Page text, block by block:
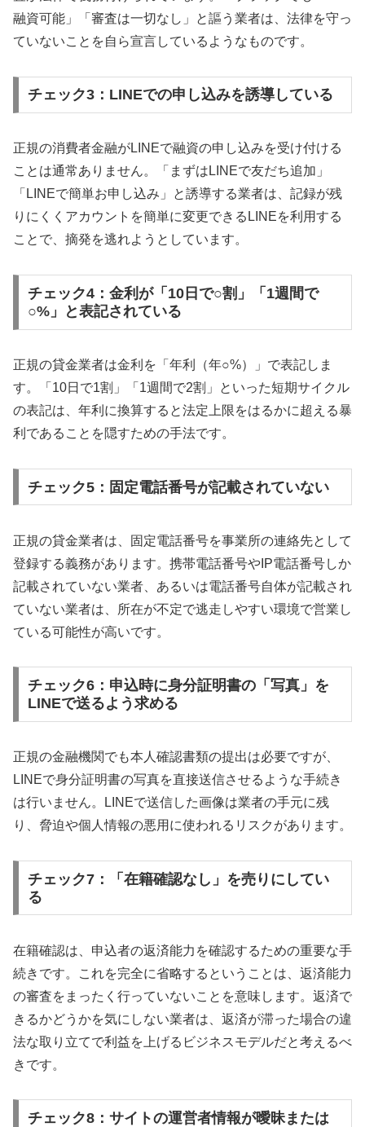
融資可能」「審査は一切なし」と謳う業者は、法律を守っ
ていないことを自ら宣言しているようなものです。
チェック3：LINEでの申し込みを誘導している
正規の消費者金融がLINEで融資の申し込みを受け付ける
ことは通常ありません。「まずはLINEで友だち追加」
「LINEで簡単お申し込み」と誘導する業者は、記録が残
りにくくアカウントを簡単に変更できるLINEを利用する
ことで、摘発を逃れようとしています。
チェック4：金利が「10日で○割」「1週間で
○%」と表記されている
正規の貸金業者は金利を「年利（年○%）」で表記しま
す。「10日で1割」「1週間で2割」といった短期サイクル
の表記は、年利に換算すると法定上限をはるかに超える暴
利であることを隠すための手法です。
チェック5：固定電話番号が記載されていない
正規の貸金業者は、固定電話番号を事業所の連絡先として
登録する義務があります。携帯電話番号やIP電話番号しか
記載されていない業者、あるいは電話番号自体が記載され
ていない業者は、所在が不定で逃走しやすい環境で営業し
ている可能性が高いです。
チェック6：申込時に身分証明書の「写真」を
LINEで送るよう求める
正規の金融機関でも本人確認書類の提出は必要ですが、
LINEで身分証明書の写真を直接送信させるような手続き
は行いません。LINEで送信した画像は業者の手元に残
り、脅迫や個人情報の悪用に使われるリスクがあります。
チェック7：「在籍確認なし」を売りにしてい
る
在籍確認は、申込者の返済能力を確認するための重要な手
続きです。これを完全に省略するということは、返済能力
の審査をまったく行っていないことを意味します。返済で
きるかどうかを気にしない業者は、返済が滞った場合の違
法な取り立てで利益を上げるビジネスモデルだと考えるべ
きです。
チェック8：サイトの運営者情報が曖昧または